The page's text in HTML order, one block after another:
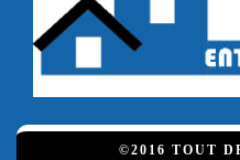
©2016 TOUT